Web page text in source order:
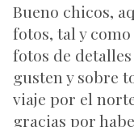
Bueno chicos,
fotos, tal y
fotos de detalles
gusten y sobre
viaje por el
gracias por